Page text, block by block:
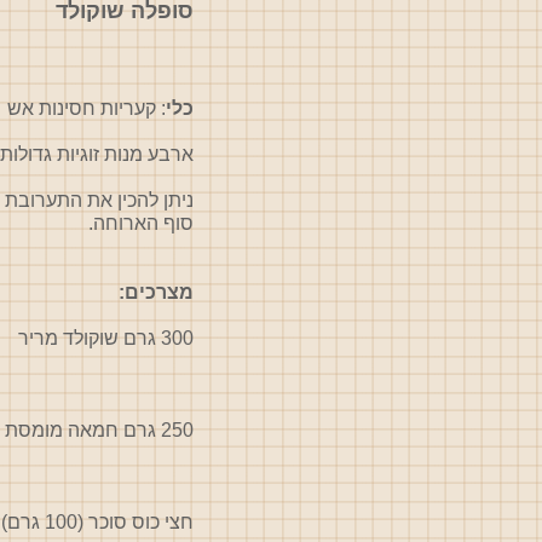
סופלה שוקולד
כלי: קעריות חסינות אש
ארבע מנות זוגיות גדולות או 5 - 6
סוף הארוחה.
מצרכים:
300 גרם שוקולד מריר
250 גרם חמאה מומסת
חצי כוס סוכר (100 גרם)